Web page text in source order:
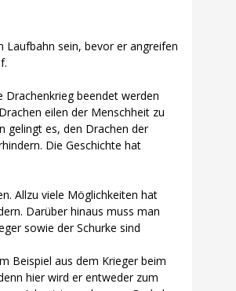
Laufbahn sein, bevor er angreifen
Drachenkrieg beendet werden
eilen der Menschheit zu
gelingt es, den Drachen der
Die Geschichte hat
Allzu viele Möglichkeiten hat
Darüber hinaus muss man
sowie der Schurke sind
Beispiel aus dem Krieger beim
hier wird er entweder zum